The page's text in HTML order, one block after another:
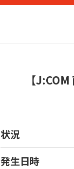
【
状況
発生日時